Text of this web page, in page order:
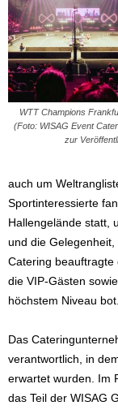
WTT Champions
(Foto: WISAG Event
zur
auch um
Sportinteressierte
Hallengelände statt,
und die
Catering beauftragte
die VIP-Gästen
höchstem Niveau bot.
Das
verantwortlich, in
erwartet wurden. Im
das Teil der WISAG